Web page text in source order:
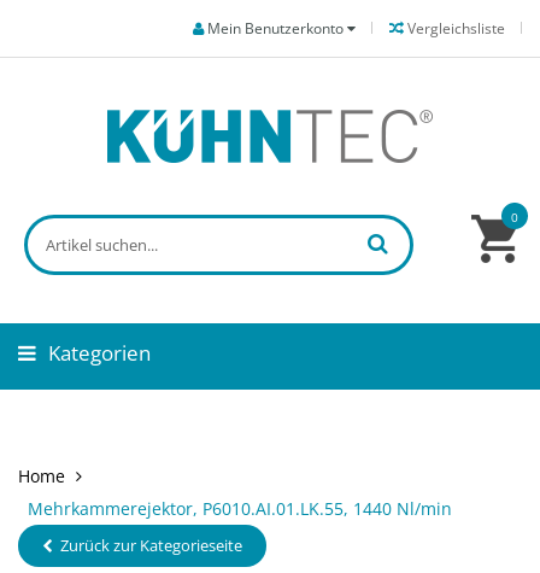
Vergleichsliste
Mein Benutzerkonto
0
Kategorien
Home
Mehrkammerejektor, P6010.AI.01.LK.55, 1440 Nl/min
Zurück zur Kategorieseite